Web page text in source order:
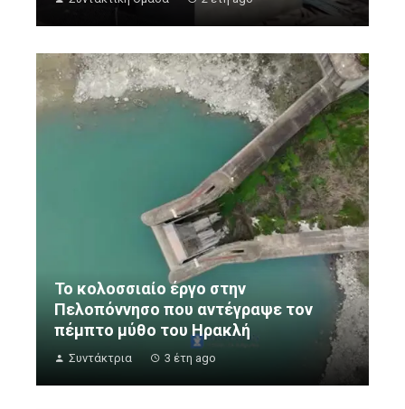
Το κολοσσιαίο έργο στην
Πελοπόννησο που αντέγραψε τον
πέμπτο μύθο του Ηρακλή
Συντάκτρια 3 έτη ago